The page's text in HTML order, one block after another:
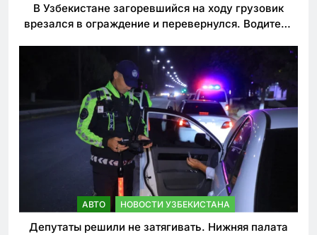
В Узбекистане загоревшийся на ходу грузовик
врезался в ограждение и перевернулся. Водитель
АВТО НОВОСТИ УЗБЕКИСТАНА
Депутаты решили не затягивать. Нижняя палата